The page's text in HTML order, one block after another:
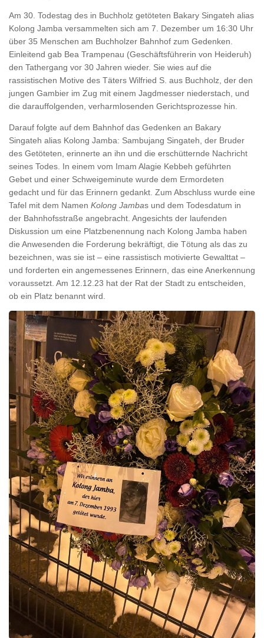
Am 30. Todestag des in Buchholz getöteten Bakary Singateh alias
Kolong Jamba versammelten sich am 7. Dezember um 16:30 Uhr
über 35 Menschen am Buchholzer Bahnhof zum Gedenken.
Einleitend gab Bea Trampenau (Geschäftsführerin von Heideruh)
den Tathergang vor 30 Jahren wieder. Sie wies auf die
rassistischen Motive des Täters Wilfried S. aus Buchholz, der den
jungen Gambier im Zug mit einem Jagdmesser niederstach, und
die darauffolgenden, verharmlosenden Gerichtsprozesse hin.
Darauf folgte auf dem Bahnhof das Gedenken an Bakary
Singateh alias Kolong Jamba: Sambujang Singateh, der Bruder
des Getöteten, erinnerte an ihn und die erschütternde Nachricht
seines Todes. In einem vom Imam Alagie Kebbeh geführten
Gebet und einer Schweigeminute wurde dem Ermordeten
gedacht und für das Erinnern gedankt. Zum Abschluss wurde eine
Tafel mit dem Namen Kolong Jambas und dem Todesdatum in
der Bahnhofsstraße angebracht. Angesichts der laufenden
Diskussion um eine Platzbenennung nach Kolong Jamba haben
die Anwesenden die Forderung bekräftigt, die Tötung als das zu
bezeichnen, was sie ist – eine rassistisch motivierte Gewalttat –
und forderten ein angemessenes Erinnern, das eine Anerkennung
voraussetzt. Am 12.12.23 hat der Rat der Stadt zu entscheiden,
ob ein Platz benannt wird.